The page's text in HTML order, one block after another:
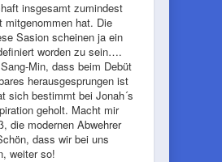
insgesamt zumindest
mitgenommen hat. Die
Sasion scheinen ja ein
worden zu sein….
Min, dass beim Debüt
herausgesprungen ist
sich bestimmt bei Jonah´s
geholt. Macht mir
die modernen Abwehrer
dass wir bei uns
weiter so!